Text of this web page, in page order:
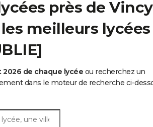
près de
meilleurs
2026 de chaque lycée ou recherchez un
dans le moteur de recherche ci-